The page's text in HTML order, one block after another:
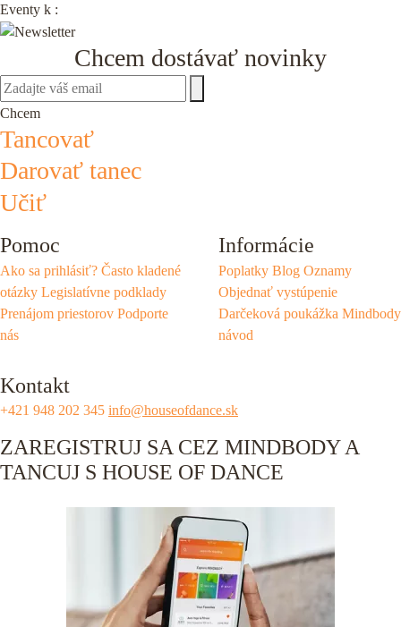
Eventy k :
Chcem dostávať novinky
Chcem
Tancovať
Darovať tanec
Učiť
Pomoc
Ako sa prihlásiť? Často kladené
otázky Legislatívne podklady
Prenájom priestorov Podporte
nás
Informácie
Poplatky Blog Oznamy
Objednať vystúpenie
Darčeková poukážka Mindbody
návod
Kontakt
+421 948 202 345 info@houseofdance.sk
ZAREGISTRUJ SA CEZ MINDBODY A
TANCUJ S HOUSE OF DANCE